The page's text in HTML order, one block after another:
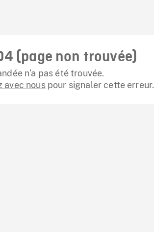
(page non trouvée)
n’a pas été trouvée.
avec nouspour signaler cette erreur.